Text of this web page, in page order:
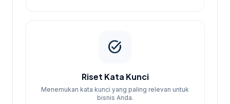
task_alt
Riset Kata Kunci
Menemukan kata kunci yang paling relevan untuk
bisnis Anda.